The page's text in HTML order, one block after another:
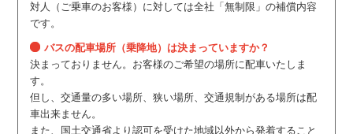
対人（ご乗車のお客様）に対しては全社「無制限」の補償内容
です。
バスの配車場所（乗降地）は決まっていますか？
決まっておりません。お客様のご希望の場所に配車いたしま
す。
但し、交通量の多い場所、狭い場所、交通規制がある場所は配
車出来ません。
また、国土交通省より認可を受けた地域以外から発着すること